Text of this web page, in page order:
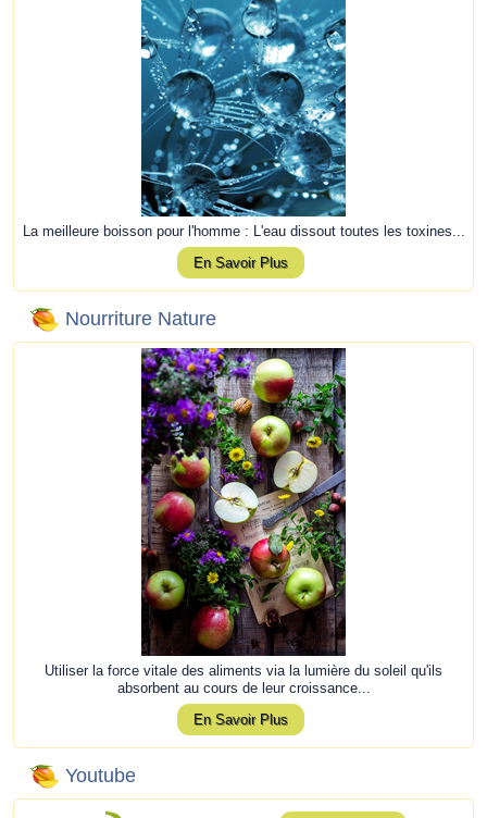
La meilleure boisson pour l'homme : L'eau dissout toutes les toxines...
En Savoir Plus
Nourriture Nature
Utiliser la force vitale des aliments via la lumière du soleil qu'ils
absorbent au cours de leur croissance...
En Savoir Plus
Youtube